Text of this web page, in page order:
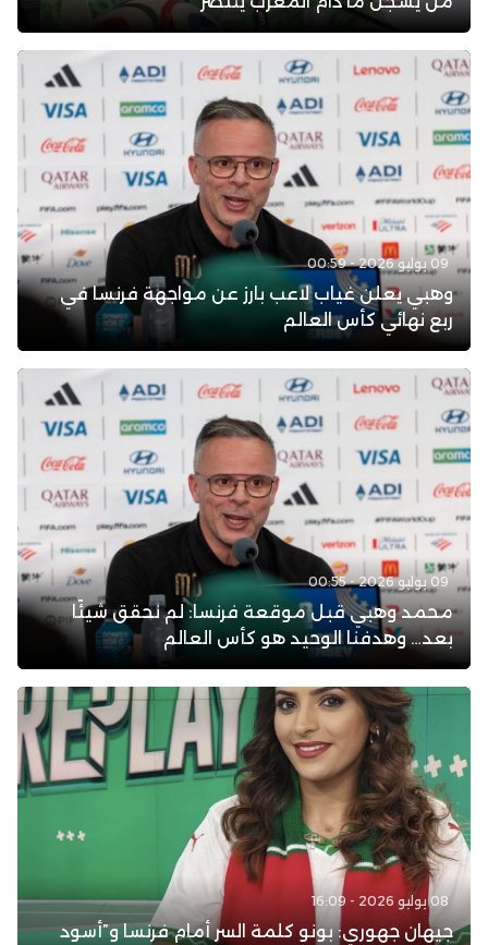
09 يوليو 2026 - 00:59
وهبي يعلن غياب لاعب بارز عن مواجهة فرنسا في
ربع نهائي كأس العالم
09 يوليو 2026 - 00:55
محمد وهبي قبل موقعة فرنسا: لم نحقق شيئًا
بعد… وهدفنا الوحيد هو كأس العالم
08 يوليو 2026 - 16:09
جيهان جهوري: بونو كلمة السر أمام فرنسا و”أسود